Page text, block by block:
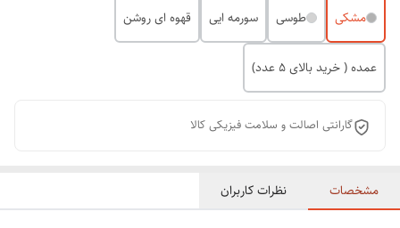
مشکی طوسی سورمه ایی قهوه ای روشن
عمده ( خرید بالای 5 عدد)
گارانتی اصالت و سلامت فیزیکی کالا
مشخصات نظرات کاربران